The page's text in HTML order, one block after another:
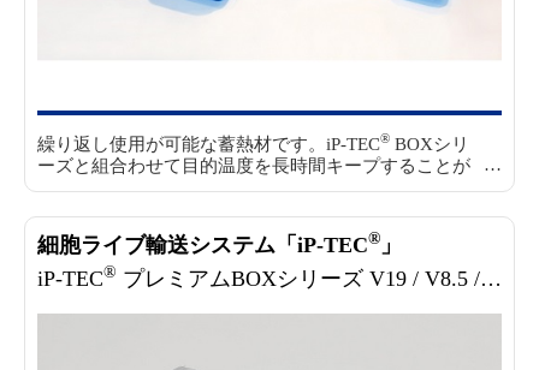
繰り返し使用が可能な蓄熱材です。 iP-TEC® BOXシリ
ーズと組合わせて目的温度を長時間キープすることが
できます。各温度帯の蓄熱材ごとに最適な調温方法が
にしてください。なお、蓄熱材調温専用に開発した恒
温器も準備しています。各温度帯ごとに最適な調温を
予めプログラミングしています。iP-TEC® 蓄熱材調温
器ACT3もあわせてご確認ください。
細胞ライブ輸送システム「iP-TEC® 」
iP-TEC® プレミアムBOXシリーズ V19 / V8.5 / mini6.6